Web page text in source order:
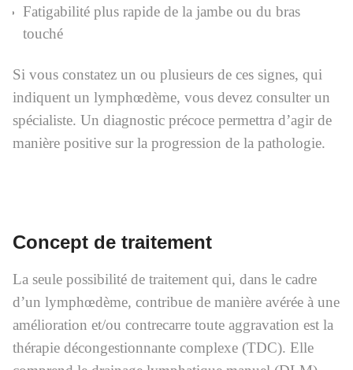
Fatigabilité plus rapide de la jambe ou du bras
touché
Si vous constatez un ou plusieurs de ces signes, qui
indiquent un lymphœdème, vous devez consulter un
spécialiste. Un diagnostic précoce permettra d’agir de
manière positive sur la progression de la pathologie.
Concept de traitement
La seule possibilité de traitement qui, dans le cadre
d’un lymphœdème, contribue de manière avérée à une
amélioration et/ou contrecarre toute aggravation est la
thérapie décongestionnante complexe (TDC). Elle